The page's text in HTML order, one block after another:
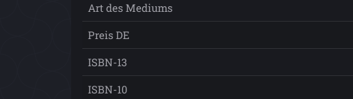
Art des Mediums
Preis DE
ISBN-13
ISBN-10